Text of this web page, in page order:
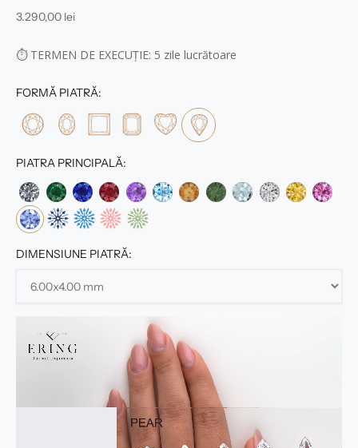
Preț redus
3.290,00 lei
⏱ TERMEN DE EXECUȚIE: 5 zile lucrătoare
FORMĂ PIATRĂ:
PIATRA PRINCIPALĂ:
DIMENSIUNE PIATRĂ: